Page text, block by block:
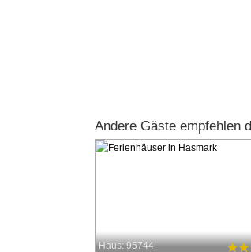
Andere Gäste empfehlen
Haus: 95744